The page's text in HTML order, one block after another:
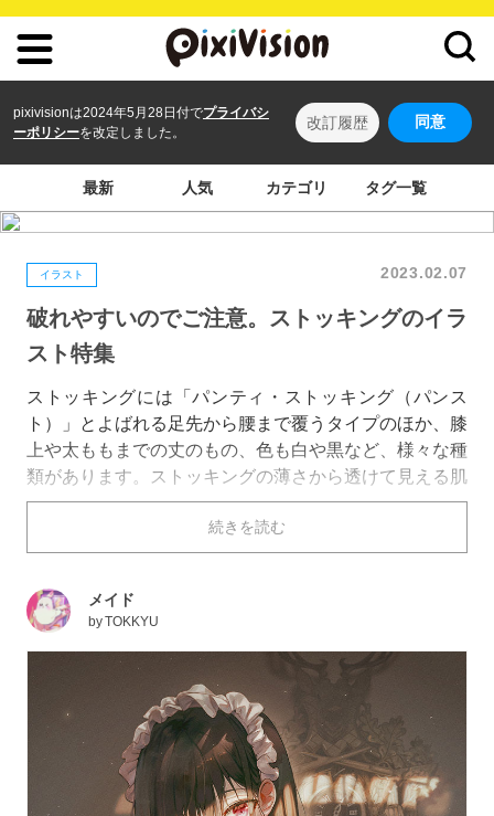
pixivisionは2024年5月28日付でプライバシ
ーポリシーを改定しました。
改訂履歴 同意
最新 人気 カテゴリ タグ一覧
イラスト 2023.02.07
破れやすいのでご注意。ストッキングのイラ
スト特集
ストッキングには「パンティ・ストッキング（パンス
ト）」とよばれる足先から腰まで覆うタイプのほか、膝
上や太ももまでの丈のもの、色も白や黒など、様々な種
類があります。ストッキングの薄さから透けて見える肌
は濃淡が付き、脚線美をより引き立ててくれる気がしま
今回は、そんなストッキングを描いたイラストを特集し
続きを読む
メイド
byTOKKYU